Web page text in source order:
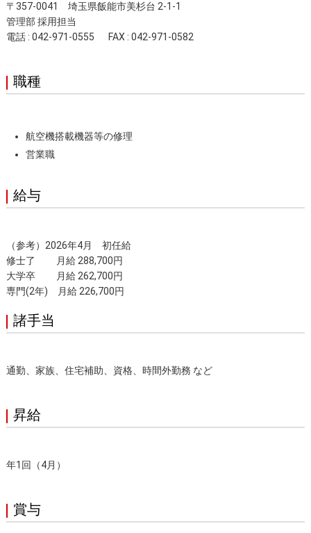
〒357-0041 埼玉県飯能市美杉台 2-1-1
管理部 採用担当
電話 : 042-971-0555
FAX : 042-971-0582
職種
航空機搭載機器等の修理
営業職
給与
（参考）2026年4月 初任給
修士了
月給 288,700円
大学卒
月給 262,700円
専門(2年) 月給 226,700円
諸手当
通勤、家族、住宅補助、資格、時間外勤務 など
昇給
年1回（4月）
賞与